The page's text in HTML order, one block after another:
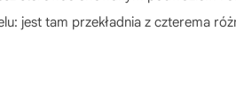
jest tam przekładnia z czterema